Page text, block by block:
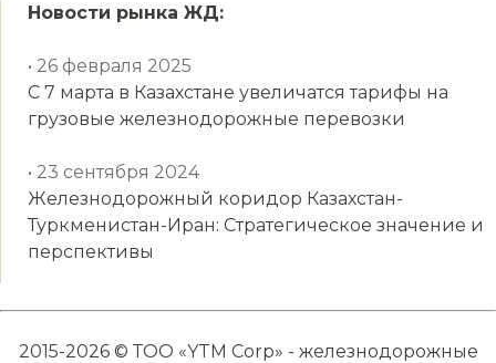
Новости рынка ЖД:
• 26 февраля 2025
С 7 марта в Казахстане увеличатся тарифы на
грузовые железнодорожные перевозки
• 23 сентября 2024
Железнодорожный коридор Казахстан-
Туркменистан-Иран: Стратегическое значение и
перспективы
2015-2026 © ТОО «YTM Corp» - железнодорожные